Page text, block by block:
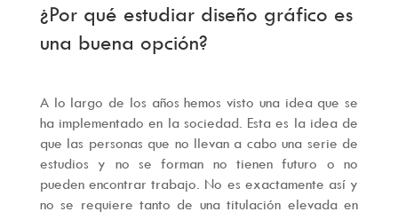
¿Por qué estudiar diseño gráfico es
una buena opción?
A lo largo de los años hemos visto una idea que se
ha implementado en la sociedad. Esta es la idea de
que las personas que no llevan a cabo una serie de
estudios y no se forman no tienen futuro o no
pueden encontrar trabajo. No es exactamente así y
no se requiere tanto de una titulación elevada en